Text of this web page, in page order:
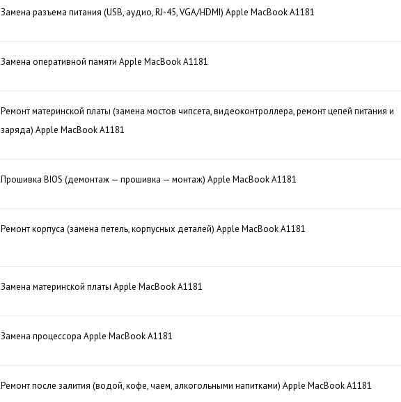
Замена разъема питания (USB, аудио, RJ-45, VGA/HDMI) Apple MacBook A1181
Замена оперативной памяти Apple MacBook A1181
Ремонт материнской платы (замена мостов чипсета, видеоконтроллера, ремонт цепей питания и
заряда) Apple MacBook A1181
Прошивка BIOS (демонтаж — прошивка — монтаж) Apple MacBook A1181
Ремонт корпуса (замена петель, корпусных деталей) Apple MacBook A1181
Замена материнской платы Apple MacBook A1181
Замена процессора Apple MacBook A1181
Ремонт после залития (водой, кофе, чаем, алкогольными напитками) Apple MacBook A1181